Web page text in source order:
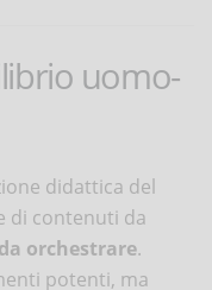
uomo-
didattica del
di contenuti da
orchestrare.
potenti, ma